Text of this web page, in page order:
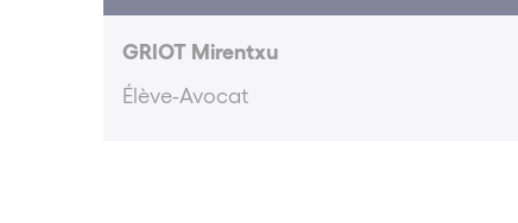
GRIOT Mirentxu
Élève-Avocat